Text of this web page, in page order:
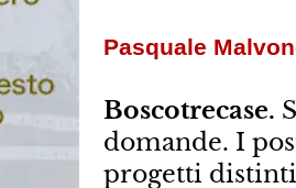
Pasquale
Boscotrecase.
domande. I
progetti